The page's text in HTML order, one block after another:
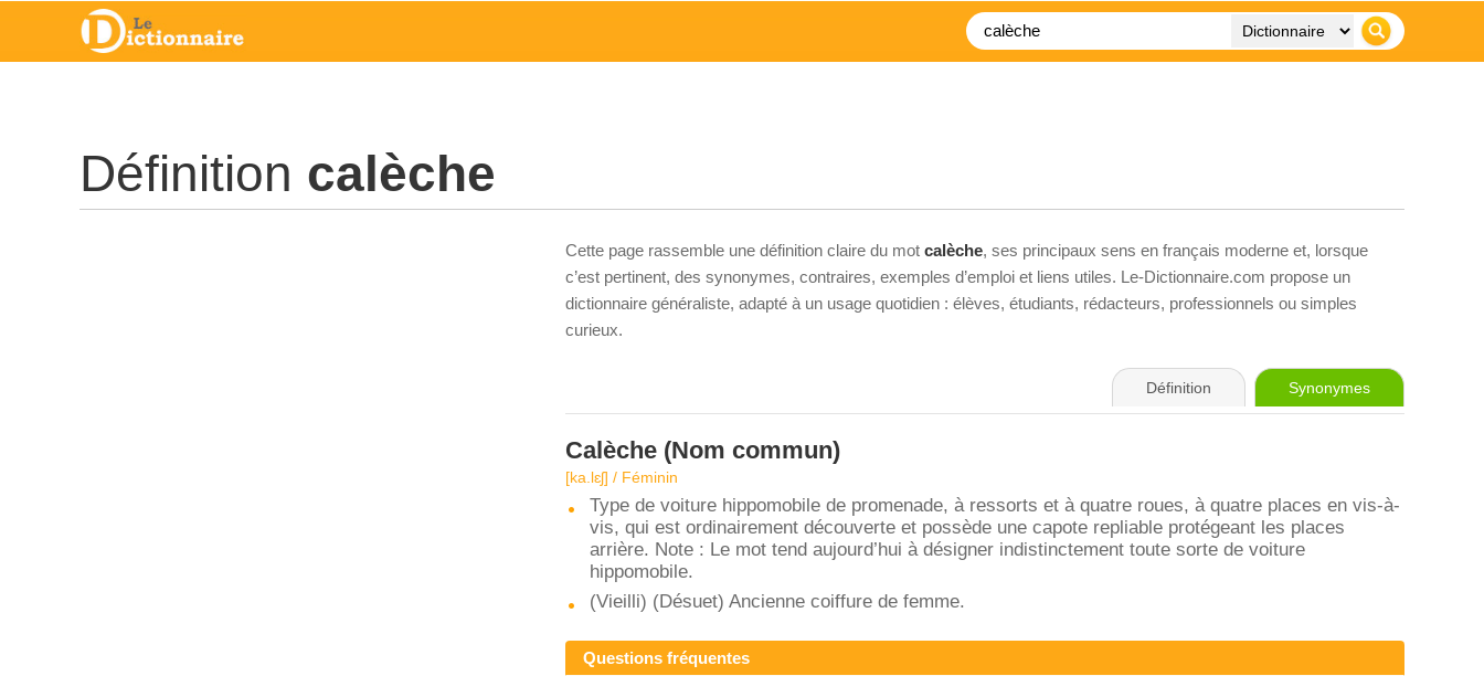
Définition calèche
Cette page rassemble une définition claire du mot calèche, ses principaux sens en français moderne et, lorsque
c’est pertinent, des synonymes, contraires, exemples d’emploi et liens utiles. Le-Dictionnaire.com propose un
dictionnaire généraliste, adapté à un usage quotidien : élèves, étudiants, rédacteurs, professionnels ou simples
curieux.
Définition Synonymes
Calèche (Nom commun)
[ka.lɛʃ] / Féminin
Type de voiture hippomobile de promenade, à ressorts et à quatre roues, à quatre places en vis-à-
vis, qui est ordinairement découverte et possède une capote repliable protégeant les places
arrière. Note : Le mot tend aujourd’hui à désigner indistinctement toute sorte de voiture
hippomobile.
(Vieilli) (Désuet) Ancienne coiffure de femme.
Questions fréquentes